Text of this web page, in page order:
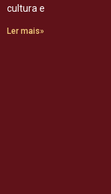
cultura e
Ler mais»